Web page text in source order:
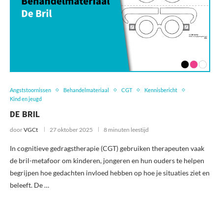
Angststoornissen Behandelmateriaal CGT
Kennisbericht
Kind en jeugd
DE BRIL
doorVGCt 27 oktober 2025 8 minuten leestijd
In cognitieve gedragstherapie (CGT) gebruiken therapeuten vaak
de bril-metafoor om kinderen, jongeren en hun ouders te helpen
begrijpen hoe gedachten invloed hebben op hoe je situaties ziet en
beleeft. De …